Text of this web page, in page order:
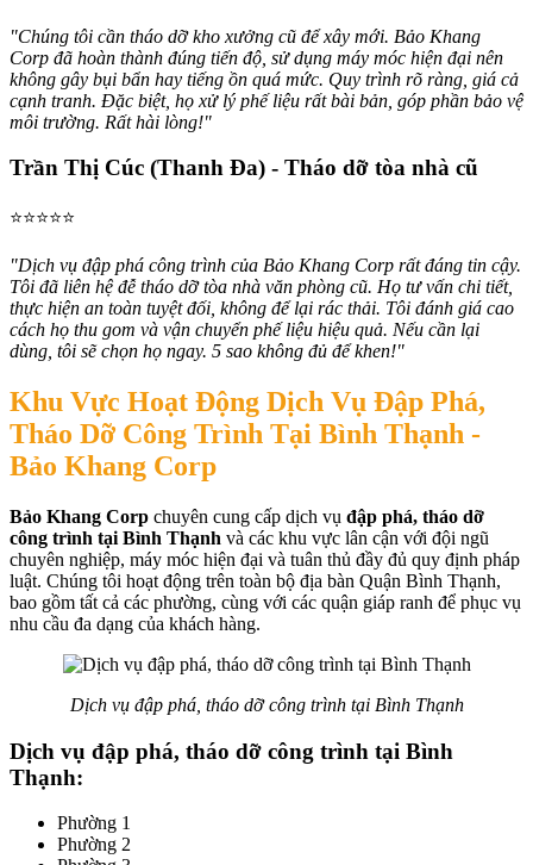
"Chúng tôi cần tháo dỡ kho xưởng cũ để xây mới. Bảo Khang
Corp đã hoàn thành đúng tiến độ, sử dụng máy móc hiện đại nên
không gây bụi bẩn hay tiếng ồn quá mức. Quy trình rõ ràng, giá cả
cạnh tranh. Đặc biệt, họ xử lý phế liệu rất bài bản, góp phần bảo vệ
môi trường. Rất hài lòng!"
Trần Thị Cúc (Thanh Đa) - Tháo dỡ tòa nhà cũ
⭐⭐⭐⭐⭐
"Dịch vụ đập phá công trình của Bảo Khang Corp rất đáng tin cậy.
Tôi đã liên hệ đễ tháo dỡ tòa nhà văn phòng cũ. Họ tư vấn chi tiết,
thực hiện an toàn tuyệt đối, không để lại rác thải. Tôi đánh giá cao
cách họ thu gom và vận chuyển phế liệu hiệu quả. Nếu cần lại
dùng, tôi sẽ chọn họ ngay. 5 sao không đủ để khen!"
Khu Vực Hoạt Động Dịch Vụ Đập Phá,
Tháo Dỡ Công Trình Tại Bình Thạnh -
Bảo Khang Corp
Bảo Khang Corp chuyên cung cấp dịch vụ đập phá, tháo dỡ
công trình tại Bình Thạnh và các khu vực lân cận với đội ngũ
chuyên nghiệp, máy móc hiện đại và tuân thủ đầy đủ quy định pháp
luật. Chúng tôi hoạt động trên toàn bộ địa bàn Quận Bình Thạnh,
bao gồm tất cả các phường, cùng với các quận giáp ranh để phục vụ
nhu cầu đa dạng của khách hàng.
Dịch vụ đập phá, tháo dỡ công trình tại Bình Thạnh
Dịch vụ đập phá, tháo dỡ công trình tại Bình
Thạnh:
Phường 1
Phường 2